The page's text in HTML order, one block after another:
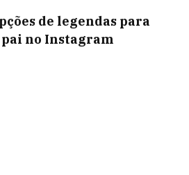
de legendas para
no Instagram